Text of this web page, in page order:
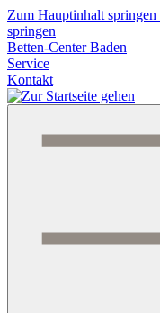
Zum Hauptinhalt springen
springen
Betten-Center Baden
Service
Kontakt